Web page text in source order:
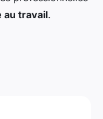
au travail.